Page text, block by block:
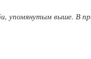
упомянутым выше. В